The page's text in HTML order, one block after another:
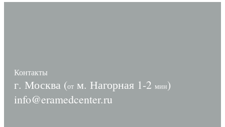
Контакты
г. Москва (от м. Нагорная 1-2 мин)
info@eramedcenter.ru